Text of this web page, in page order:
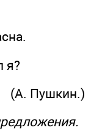
я?
(А. Пушкин.)